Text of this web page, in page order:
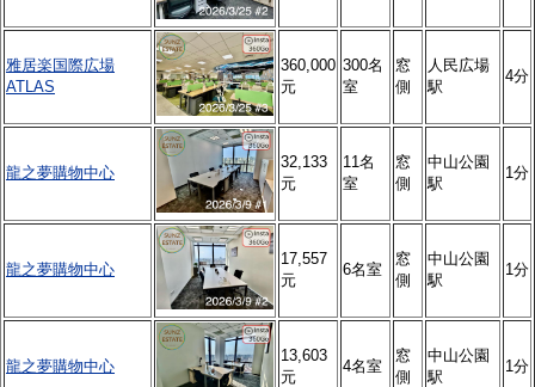
雅居楽国際広場
ATLAS
360,000
元
300名
室
窓
側
人民広場
駅
4分
龍之夢購物中心
32,133
元
11名
室
窓
側
中山公園
駅
1分
龍之夢購物中心
17,557
元
6名室
窓
側
中山公園
駅
1分
龍之夢購物中心
13,603
元
4名室
窓
側
中山公園
駅
1分